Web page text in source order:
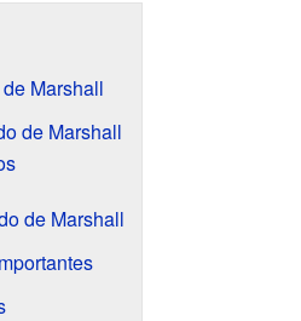
Marshall
de Marshall
de Marshall